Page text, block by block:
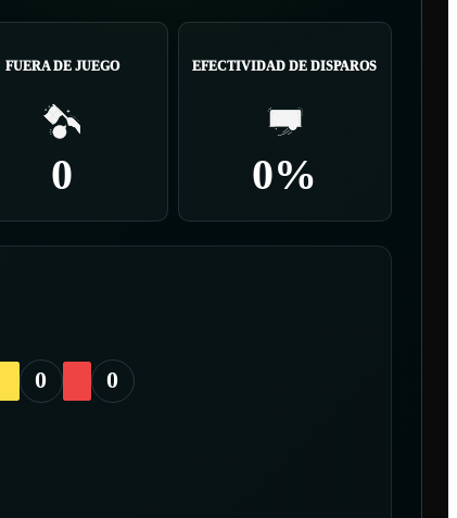
FUERA DE JUEGO
0
EFECTIVIDAD DE DISPAROS
0%
0 0